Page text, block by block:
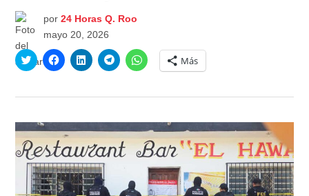
por 24 Horas Q. Roo
mayo 20, 2026
Haz
clic
en
abre
en
una
ventana
nueva)
Haz
clic
en
abre
en
una
ventana
nueva)
Haz
clic
en
abre
en
una
ventana
nueva)
Haz
clic
en
abre
en
una
ventana
nueva)
Haz
clic
para
en
abre
en
una
ventana
nueva)
Más